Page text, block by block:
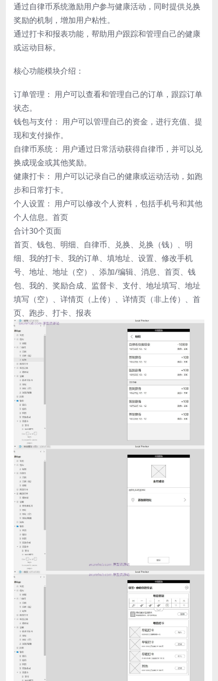
通过自律币系统激励用户参与健康活动，同时提供兑换
奖励的机制，增加用户粘性。
通过打卡和报表功能，帮助用户跟踪和管理自己的健康
或运动目标。
核心功能模块介绍：
订单管理： 用户可以查看和管理自己的订单，跟踪订单
状态。
钱包与支付： 用户可以管理自己的资金，进行充值、提
现和支付操作。
自律币系统： 用户通过日常活动获得自律币，并可以兑
换成现金或其他奖励。
健康打卡： 用户可以记录自己的健康或运动活动，如跑
步和日常打卡。
个人设置： 用户可以修改个人资料，包括手机号和其他
个人信息。首页
合计30个页面
首页、钱包、明细、自律币、兑换、兑换（钱）、明
细、我的打卡、我的订单、填地址、设置、修改手机
号、地址、地址（空）、添加/编辑、消息、首页、钱
包、我的、奖励合成、监督卡、支付、地址填写、地址
填写（空）、详情页（上传）、详情页（非上传）、首
页、跑步、打卡、报表